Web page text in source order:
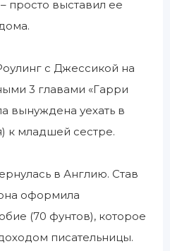
просто выставил ее
с Джессикой на
3 главами «Гарри
вынуждена уехать в
к младшей сестре.
в Англию. Став
оформила
(70 фунтов), которое
писательницы.